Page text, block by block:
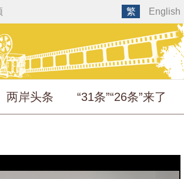
English
繁
两岸头条 “31条”“26条”来了